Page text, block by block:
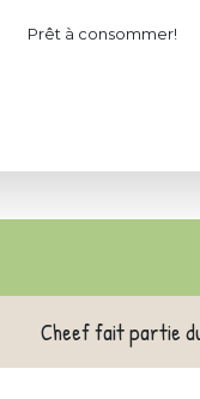
Prêt à consommer!
Cheef fait partie